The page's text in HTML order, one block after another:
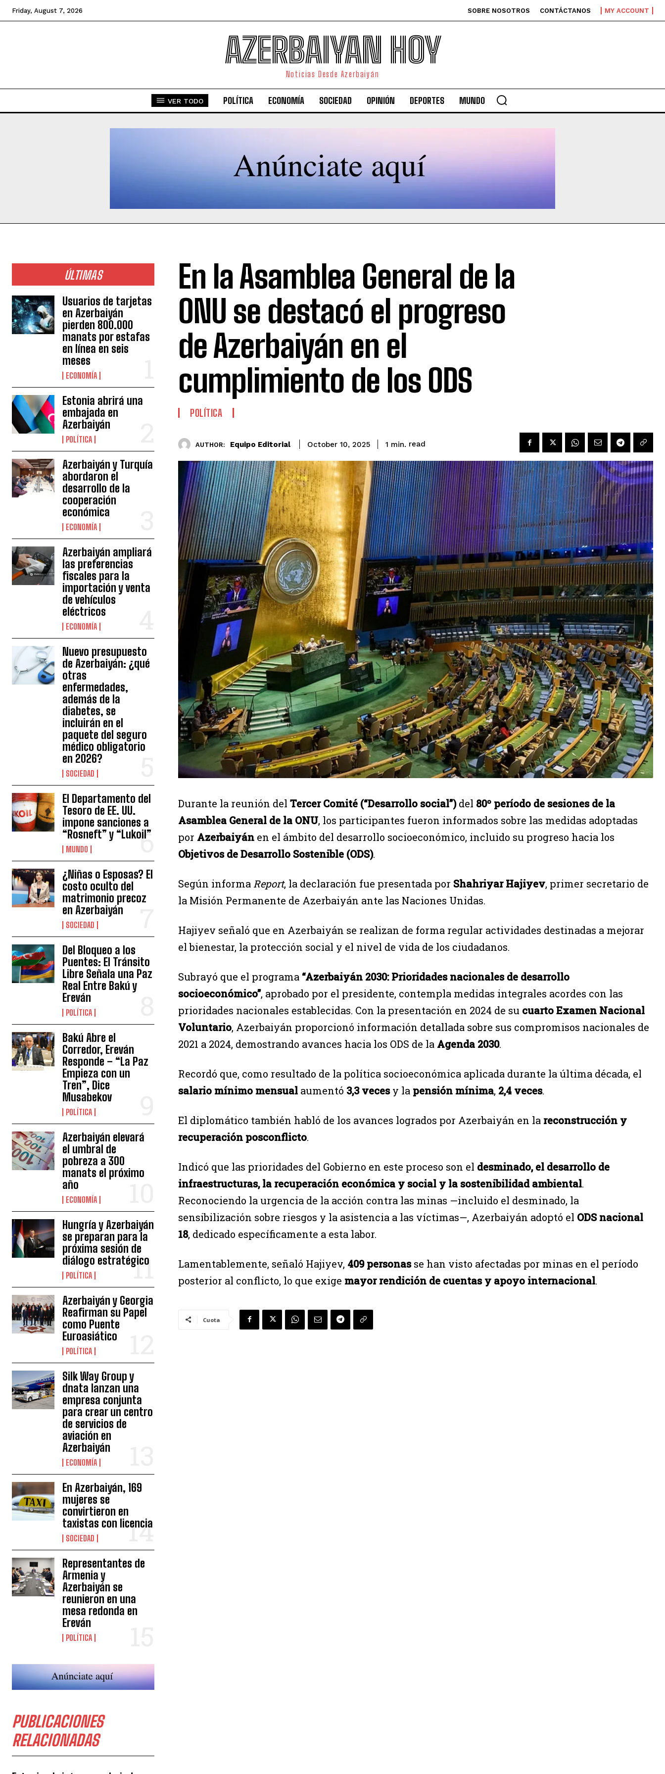
Friday, August 7, 2026 SOBRE NOSOTROS CONTÁCTANOS MY ACCOUNT
AZERBAIYAN HOY
Noticias Desde Azerbaiyán
VER TODO POLÍTICA ECONOMÍA SOCIEDAD OPINIÓN DEPORTES MUNDO
ÚLTIMAS
Usuarios de tarjetas
en Azerbaiyán
pierden 800.000
manats por estafas
en línea en seis
meses
ECONOMÍA
Estonia abrirá una
embajada en
Azerbaiyán
POLÍTICA
Azerbaiyán y Turquía
abordaron el
desarrollo de la
cooperación
económica
ECONOMÍA
Azerbaiyán ampliará
las preferencias
fiscales para la
importación y venta
de vehículos
eléctricos
ECONOMÍA
Nuevo presupuesto
de Azerbaiyán: ¿qué
otras
enfermedades,
además de la
diabetes, se
incluirán en el
paquete del seguro
médico obligatorio
en 2026?
SOCIEDAD
El Departamento del
Tesoro de EE. UU.
impone sanciones a
“Rosneft” y “Lukoil”
MUNDO
¿Niñas o Esposas? El
costo oculto del
matrimonio precoz
en Azerbaiyán
SOCIEDAD
Del Bloqueo a los
Puentes: El Tránsito
Libre Señala una Paz
Real Entre Bakú y
Ereván
POLÍTICA
Bakú Abre el
Corredor, Ereván
Responde – “La Paz
Empieza con un
Tren”, Dice
Musabekov
POLÍTICA
Azerbaiyán elevará
el umbral de
pobreza a 300
manats el próximo
año
ECONOMÍA
Hungría y Azerbaiyán
se preparan para la
próxima sesión de
diálogo estratégico
POLÍTICA
Azerbaiyán y Georgia
Reafirman su Papel
como Puente
Euroasiático
POLÍTICA
Silk Way Group y
dnata lanzan una
empresa conjunta
para crear un centro
de servicios de
aviación en
Azerbaiyán
ECONOMÍA
En Azerbaiyán, 169
mujeres se
convirtieron en
taxistas con licencia
SOCIEDAD
Representantes de
Armenia y
Azerbaiyán se
reunieron en una
mesa redonda en
Ereván
POLÍTICA
PUBLICACIONES
RELACIONADAS
En la Asamblea General de la
ONU se destacó el progreso
de Azerbaiyán en el
cumplimiento de los ODS
POLÍTICA
AUTHOR: Equipo Editorial October 10, 2025 1 min. read
Durante la reunión del Tercer Comité (“Desarrollo social”)del 80º período de sesiones de la
Asamblea General de la ONU, los participantes fueron informados sobre las medidas adoptadas
por Azerbaiyán en el ámbito del desarrollo socioeconómico, incluido su progreso hacia los
Objetivos de Desarrollo Sostenible (ODS).
Según informa Report, la declaración fue presentada por Shahriyar Hajiyev, primer secretario de
la Misión Permanente de Azerbaiyán ante las Naciones Unidas.
Hajiyev señaló que en Azerbaiyán se realizan de forma regular actividades destinadas a mejorar
el bienestar, la protección social y el nivel de vida de los ciudadanos.
Subrayó que el programa “Azerbaiyán 2030: Prioridades nacionales de desarrollo
socioeconómico”, aprobado por el presidente, contempla medidas integrales acordes con las
prioridades nacionales establecidas. Con la presentación en 2024 de su cuarto Examen Nacional
Voluntario, Azerbaiyán proporcionó información detallada sobre sus compromisos nacionales de
2021 a 2024, demostrando avances hacia los ODS de la Agenda 2030.
Recordó que, como resultado de la política socioeconómica aplicada durante la última década, el
salario mínimo mensual aumentó 3,3 vecesy la pensión mínima, 2,4 veces.
El diplomático también habló de los avances logrados por Azerbaiyán en la reconstrucción y
recuperación posconflicto.
Indicó que las prioridades del Gobierno en este proceso son el desminado, el desarrollo de
infraestructuras, la recuperación económica y social y la sostenibilidad ambiental.
Reconociendo la urgencia de la acción contra las minas —incluido el desminado, la
sensibilización sobre riesgos y la asistencia a las víctimas—, Azerbaiyán adoptó el ODS nacional
18, dedicado específicamente a esta labor.
Lamentablemente, señaló Hajiyev, 409 personasse han visto afectadas por minas en el período
posterior al conflicto, lo que exige mayor rendición de cuentas y apoyo internacional.
Cuota